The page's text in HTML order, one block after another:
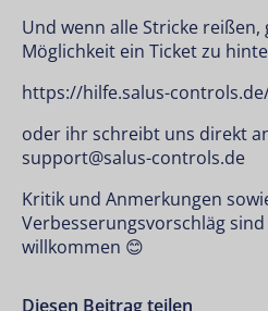
Und wenn alle Stricke
Möglichkeit ein Ticket zu
https://hilfe.salus-
oder ihr schreibt uns direkt
support@salus-controls.de
Kritik und Anmerkungen
Verbesserungsvorschläg
willkommen 😊
Diesen Beitrag teilen